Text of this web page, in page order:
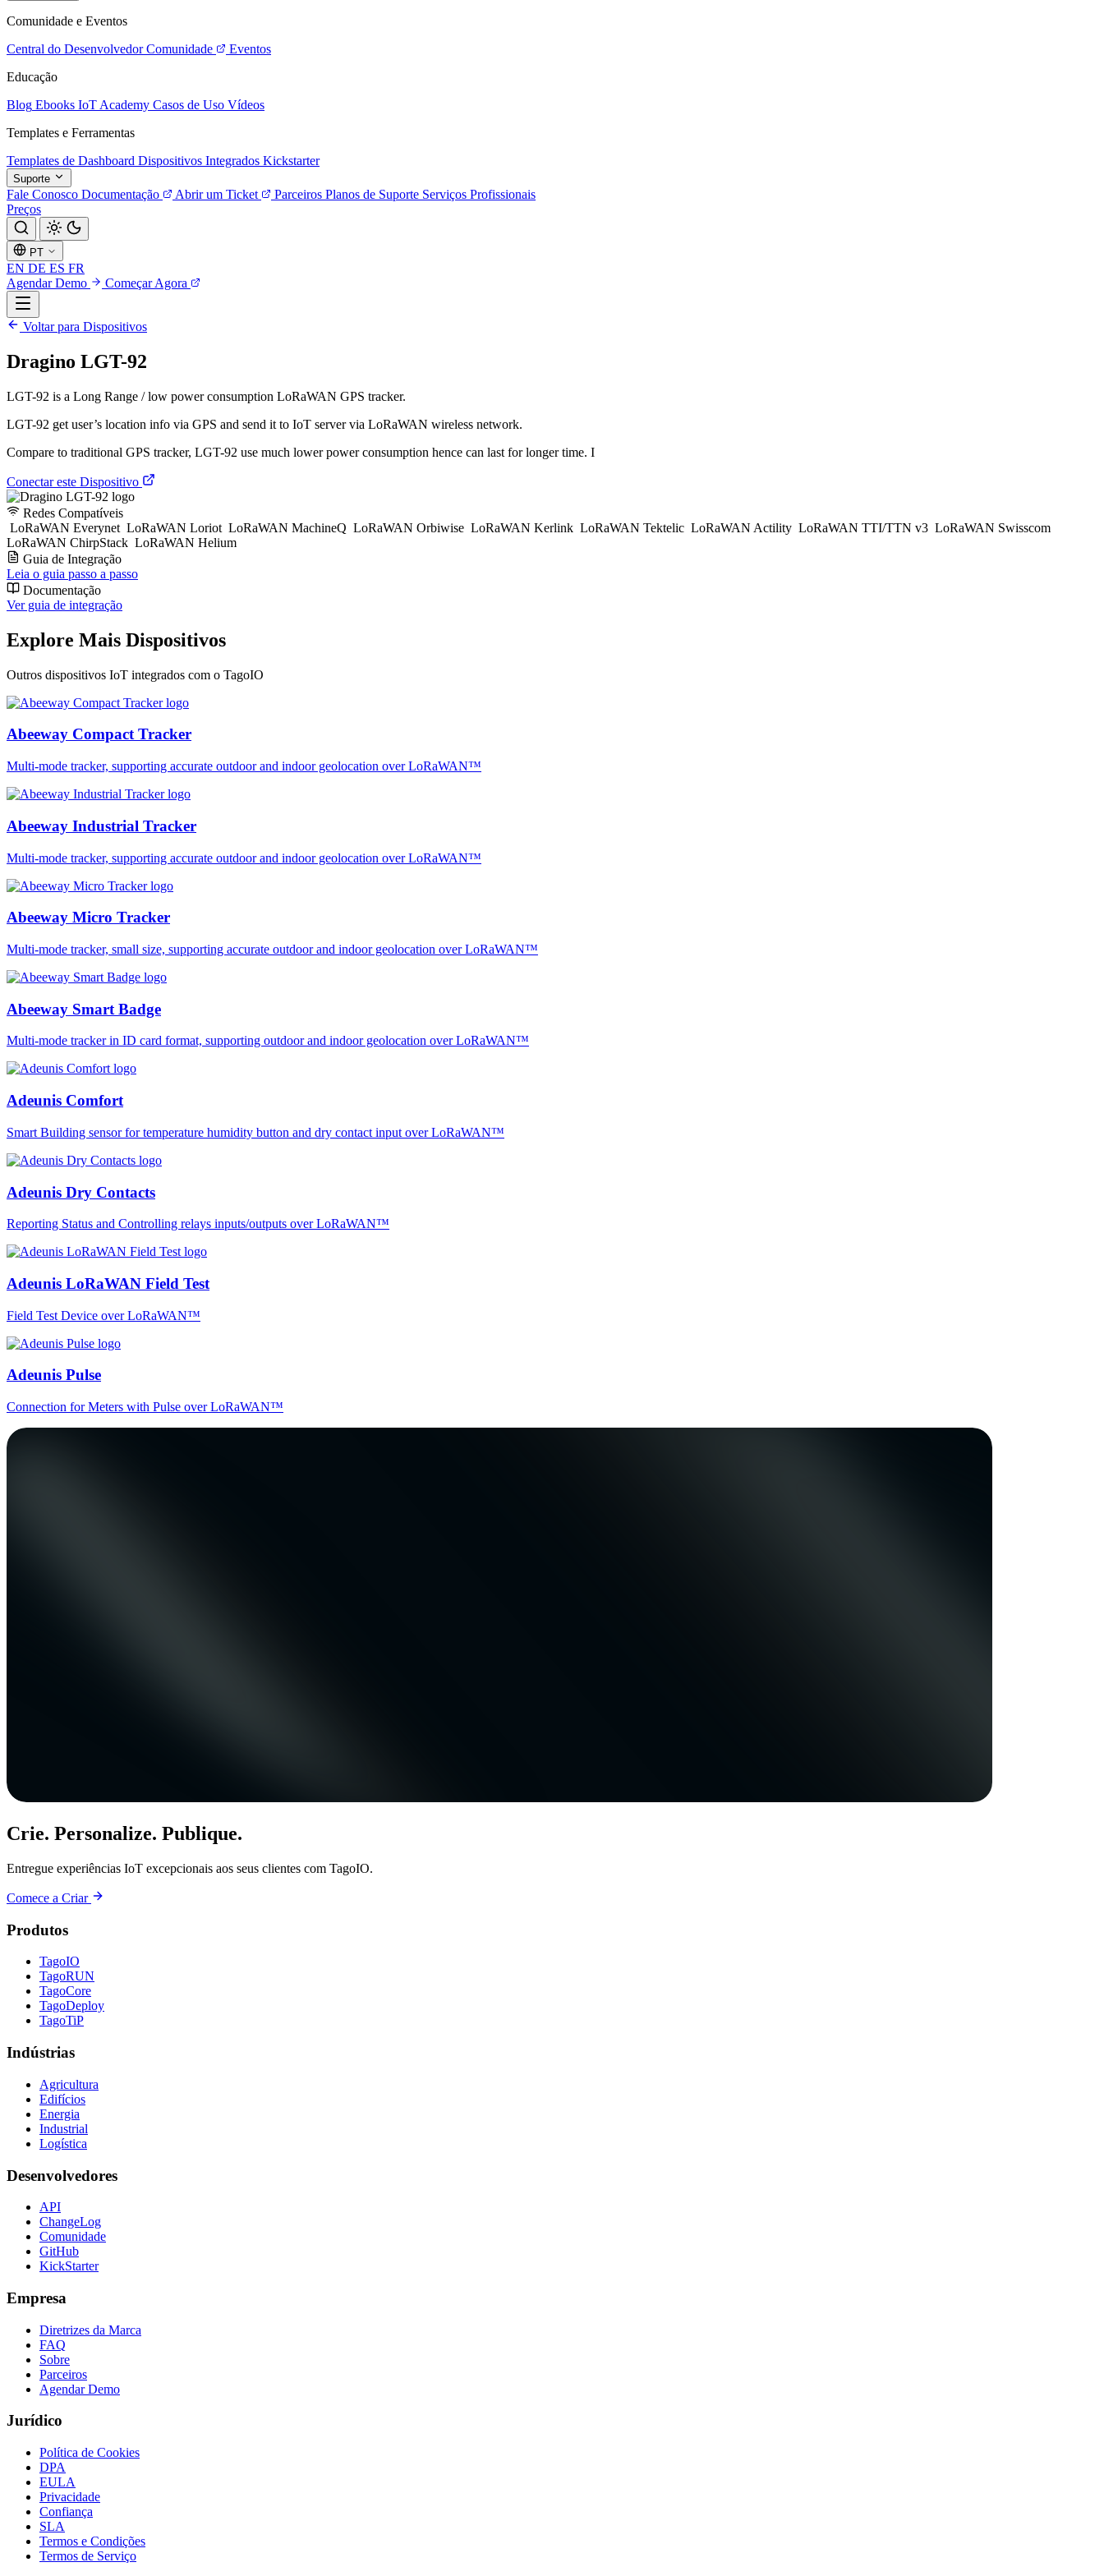
Comunidade e Eventos
Central do Desenvolvedor Comunidade
Eventos
Educação
Blog Ebooks IoT Academy Casos de Uso Vídeos
Templates e Ferramentas
Templates de Dashboard Dispositivos Integrados Kickstarter
Suporte
Fale Conosco Documentação Abrir um Ticket Parceiros Planos de Suporte Serviços Profissionais
Preços
PT
EN DE ES FR
Agendar Demo
Começar Agora
Voltar para Dispositivos
Dragino LGT-92
LGT-92 is a Long Range / low power consumption LoRaWAN GPS tracker.
LGT-92 get user’s location info via GPS and send it to IoT server via LoRaWAN wireless network.
Compare to traditional GPS tracker, LGT-92 use much lower power consumption hence can last for longer time. I
Conectar este Dispositivo
Redes Compatíveis
LoRaWAN Everynet LoRaWAN Loriot LoRaWAN MachineQ LoRaWAN Orbiwise LoRaWAN Kerlink LoRaWAN Tektelic LoRaWAN Actility LoRaWAN TTI/TTN v3 LoRaWAN Swisscom
LoRaWAN ChirpStack LoRaWAN Helium
Guia de Integração
Leia o guia passo a passo
Documentação
Ver guia de integração
Explore Mais Dispositivos
Outros dispositivos IoT integrados com o TagoIO
Abeeway Compact Tracker
Multi-mode tracker, supporting accurate outdoor and indoor geolocation over LoRaWAN™
Abeeway Industrial Tracker
Multi-mode tracker, supporting accurate outdoor and indoor geolocation over LoRaWAN™
Abeeway Micro Tracker
Multi-mode tracker, small size, supporting accurate outdoor and indoor geolocation over LoRaWAN™
Abeeway Smart Badge
Multi-mode tracker in ID card format, supporting outdoor and indoor geolocation over LoRaWAN™
Adeunis Comfort
Smart Building sensor for temperature humidity button and dry contact input over LoRaWAN™
Adeunis Dry Contacts
Reporting Status and Controlling relays inputs/outputs over LoRaWAN™
Adeunis LoRaWAN Field Test
Field Test Device over LoRaWAN™
Adeunis Pulse
Connection for Meters with Pulse over LoRaWAN™
Crie. Personalize. Publique.
Entregue experiências IoT excepcionais aos seus clientes com TagoIO.
Comece a Criar
Produtos
TagoIO
TagoRUN
TagoCore
TagoDeploy
TagoTiP
Indústrias
Agricultura
Edifícios
Energia
Industrial
Logística
Desenvolvedores
API
ChangeLog
Comunidade
GitHub
KickStarter
Empresa
Diretrizes da Marca
FAQ
Sobre
Parceiros
Agendar Demo
Jurídico
Política de Cookies
DPA
EULA
Privacidade
Confiança
SLA
Termos e Condições
Termos de Serviço